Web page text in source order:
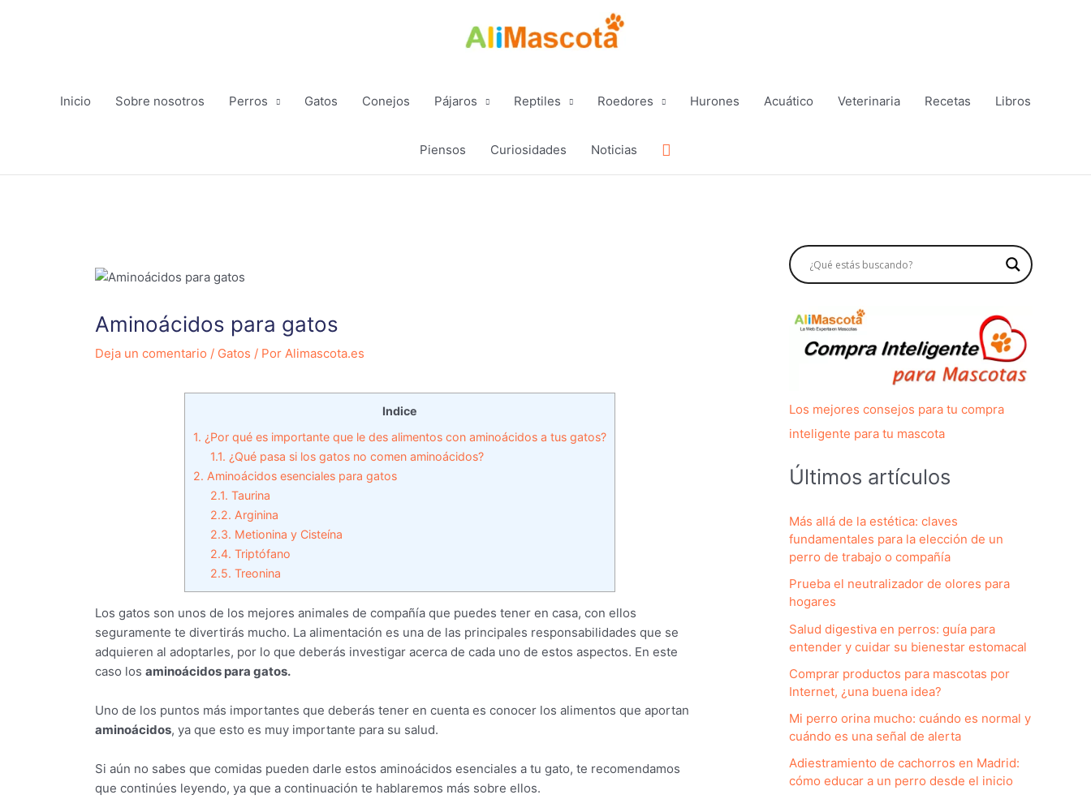
Inicio Sobre nosotros Perros Gatos Conejos Pájaros Reptiles Roedores Hurones Acuático Veterinaria Recetas Libros
Piensos Curiosidades Noticias Buscar
Aminoácidos para gatos
Deja un comentario / Gatos / Por Alimascota.es
Indice
1. ¿Por qué es importante que le des alimentos con aminoácidos a tus gatos?
1.1. ¿Qué pasa si los gatos no comen aminoácidos?
2. Aminoácidos esenciales para gatos
2.1. Taurina
2.2. Arginina
2.3. Metionina y Cisteína
2.4. Triptófano
2.5. Treonina
Los gatos son unos de los mejores animales de compañía que puedes tener en casa, con ellos
seguramente te divertirás mucho. La alimentación es una de las principales responsabilidades que se
adquieren al adoptarles, por lo que deberás investigar acerca de cada uno de estos aspectos. En este
caso los aminoácidos para gatos.
Uno de los puntos más importantes que deberás tener en cuenta es conocer los alimentos que aportan
aminoácidos, ya que esto es muy importante para su salud.
Si aún no sabes que comidas pueden darle estos aminoácidos esenciales a tu gato, te recomendamos
que continúes leyendo, ya que a continuación te hablaremos más sobre ellos.
Los mejores consejos para tu compra
inteligente para tu mascota
Últimos artículos
Más allá de la estética: claves
fundamentales para la elección de un
perro de trabajo o compañía
Prueba el neutralizador de olores para
hogares
Salud digestiva en perros: guía para
entender y cuidar su bienestar estomacal
Comprar productos para mascotas por
Internet, ¿una buena idea?
Mi perro orina mucho: cuándo es normal y
cuándo es una señal de alerta
Adiestramiento de cachorros en Madrid:
cómo educar a un perro desde el inicio